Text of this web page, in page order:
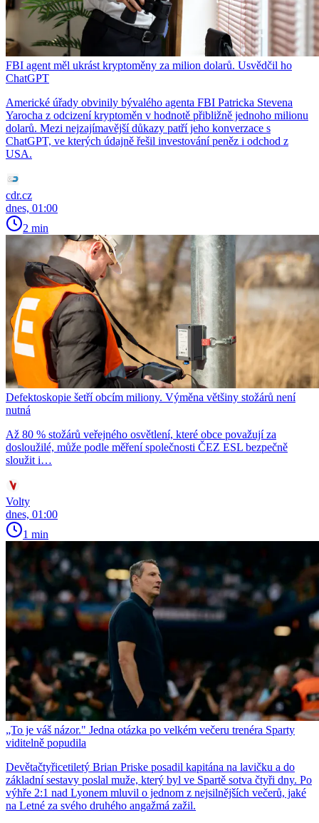
FBI agent měl ukrást kryptoměny za milion dolarů. Usvědčil ho
ChatGPT
Americké úřady obvinily bývalého agenta FBI Patricka Stevena
Yarocha z odcizení kryptoměn v hodnotě přibližně jednoho milionu
dolarů. Mezi nejzajímavější důkazy patří jeho konverzace s
ChatGPT, ve kterých údajně řešil investování peněz i odchod z
USA.
cdr.cz
dnes, 01:00
2 min
Defektoskopie šetří obcím miliony. Výměna většiny stožárů není
nutná
Až 80 % stožárů veřejného osvětlení, které obce považují za
dosloužilé, může podle měření společnosti ČEZ ESL bezpečně
sloužit i…
Volty
dnes, 01:00
1 min
„To je váš názor." Jedna otázka po velkém večeru trenéra Sparty
viditelně popudila
Devětačtyřicetiletý Brian Priske posadil kapitána na lavičku a do
základní sestavy poslal muže, který byl ve Spartě sotva čtyři dny. Po
výhře 2:1 nad Lyonem mluvil o jednom z nejsilnějších večerů, jaké
na Letné za svého druhého angažmá zažil.